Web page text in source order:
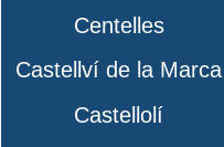
Centelles
Castellví de la Marca
Castellolí